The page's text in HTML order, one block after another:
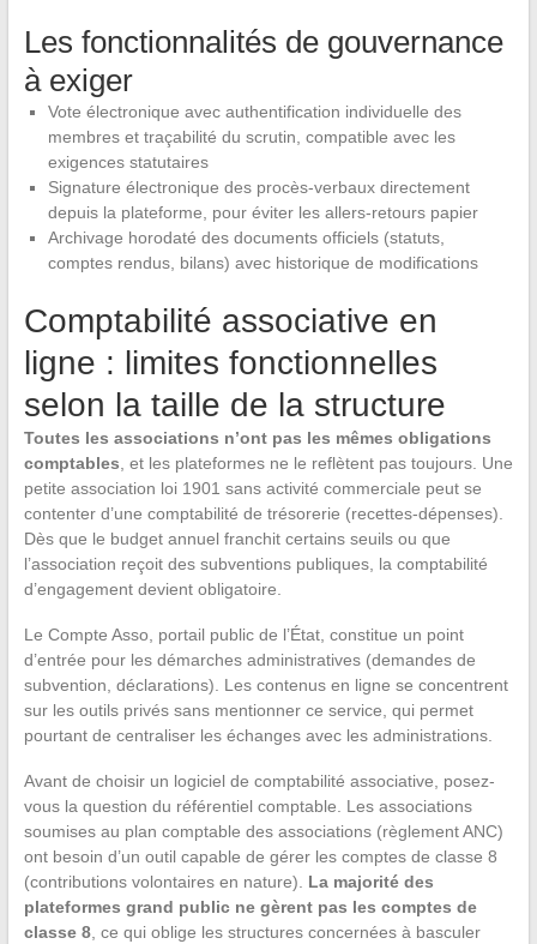
Les fonctionnalités de gouvernance
à exiger
Vote électronique avec authentification individuelle des
membres et traçabilité du scrutin, compatible avec les
exigences statutaires
Signature électronique des procès-verbaux directement
depuis la plateforme, pour éviter les allers-retours papier
Archivage horodaté des documents officiels (statuts,
comptes rendus, bilans) avec historique de modifications
Comptabilité associative en
ligne : limites fonctionnelles
selon la taille de la structure
Toutes les associations n’ont pas les mêmes obligations
comptables, et les plateformes ne le reflètent pas toujours. Une
petite association loi 1901 sans activité commerciale peut se
contenter d’une comptabilité de trésorerie (recettes-dépenses).
Dès que le budget annuel franchit certains seuils ou que
l’association reçoit des subventions publiques, la comptabilité
d’engagement devient obligatoire.
Le Compte Asso, portail public de l’État, constitue un point
d’entrée pour les démarches administratives (demandes de
subvention, déclarations). Les contenus en ligne se concentrent
sur les outils privés sans mentionner ce service, qui permet
pourtant de centraliser les échanges avec les administrations.
Avant de choisir un logiciel de comptabilité associative, posez-
vous la question du référentiel comptable. Les associations
soumises au plan comptable des associations (règlement ANC)
ont besoin d’un outil capable de gérer les comptes de classe 8
(contributions volontaires en nature). La majorité des
plateformes grand public ne gèrent pas les comptes de
classe 8, ce qui oblige les structures concernées à basculer